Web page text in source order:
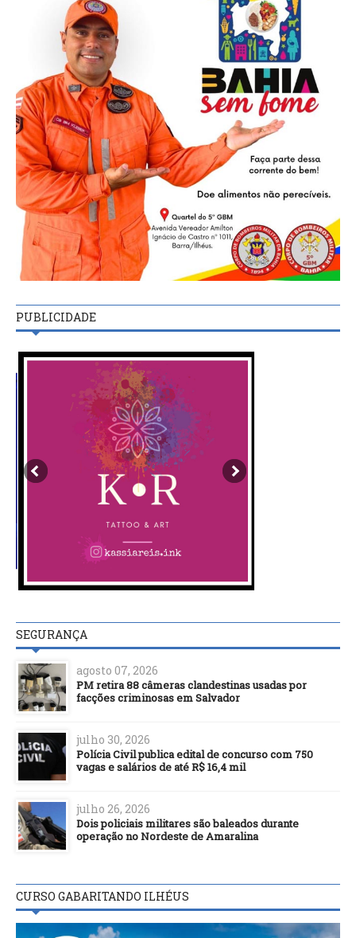
PUBLICIDADE
SEGURANÇA
agosto 07, 2026
PM retira 88 câmeras clandestinas usadas por
facções criminosas em Salvador
julho 30, 2026
Polícia Civil publica edital de concurso com 750
vagas e salários de até R$ 16,4 mil
julho 26, 2026
Dois policiais militares são baleados durante
operação no Nordeste de Amaralina
CURSO GABARITANDO ILHÉUS